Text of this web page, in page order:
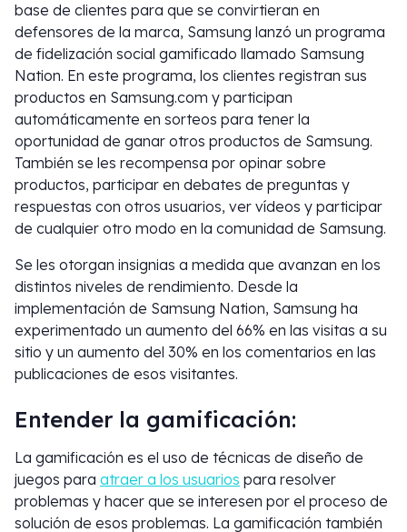
base de clientes para que se convirtieran en
defensores de la marca, Samsung lanzó un programa
de fidelización social gamificado llamado Samsung
Nation. En este programa, los clientes registran sus
productos en Samsung.com y participan
automáticamente en sorteos para tener la
oportunidad de ganar otros productos de Samsung.
También se les recompensa por opinar sobre
productos, participar en debates de preguntas y
respuestas con otros usuarios, ver vídeos y participar
de cualquier otro modo en la comunidad de Samsung.
Se les otorgan insignias a medida que avanzan en los
distintos niveles de rendimiento. Desde la
implementación de Samsung Nation, Samsung ha
experimentado un aumento del 66% en las visitas a su
sitio y un aumento del 30% en los comentarios en las
publicaciones de esos visitantes.
Entender la gamificación:
La gamificación es el uso de técnicas de diseño de
juegos para atraer a los usuarios para resolver
problemas y hacer que se interesen por el proceso de
solución de esos problemas. La gamificación también